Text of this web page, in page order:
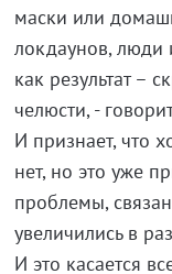
маски или
локдаунов, люди
как результат –
челюсти, -
И признает, что
нет, но это уже
проблемы,
увеличились в
И это касается